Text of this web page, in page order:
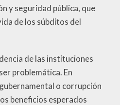
y seguridad pública, que
de los súbditos del
de las instituciones
problemática. En
o corrupción
beneficios esperados